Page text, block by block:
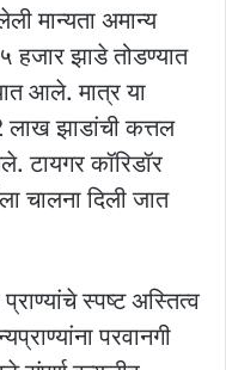
मान्यता अमान्य
हजार झाडे तोडण्यात
आले. मात्र या
लाख झाडांची कत्तल
टायगर कॉरिडॉर
चालना दिली जात
स्पष्ट अस्तित्व
परवानगी